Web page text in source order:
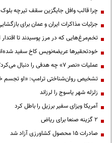
چرا قالب وافل جایگزین سقف تیرچه
جزئیات مذاکرات ایران و عمان برای
تخم‌مرغ‌هایی که در مرز پوسیدند تا
خودتحقیرها عریضه‌نویس کاخ سفید
عملیات «نصر ۷» چه هدفی را دنبال می‌کرد؟
تشخیص روان‌شناختی ترامپ: «او
زلزله شهر یاسوج را لرزاند
آمریکا ویزای سفیر برزیل را باطل کرد
۲ گزینه صنعا برای ریاض
صادرات ۱۵ محصول کشاورزی آزاد شد